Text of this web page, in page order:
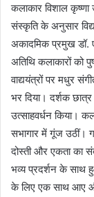
कलाकार विशाल कृष्णा
संस्कृति के अनुसार
अकादमिक प्रमुख डॉ.
अतिथि कलाकारों को
वाद्ययंत्रों पर मधुर
भर दिया। दर्शक
उत्साहवर्धन किया।
सभागार में गूंज उठीं।
दोस्ती और एकता का
भव्य प्रदर्शन के साथ
के लिए एक साथ आए